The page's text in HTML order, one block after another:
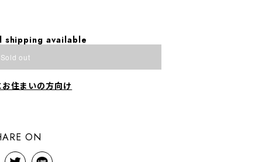
shipping available
Sold out
住まいの方向け
ON